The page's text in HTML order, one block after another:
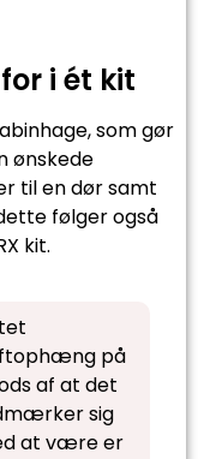
i ét kit
som gør
ønskede
til en dør samt
følger også
kit.
på
af at det
sig
at være er